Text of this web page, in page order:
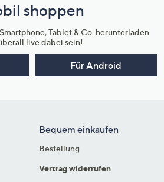
shoppen
Tablet & Co. herunterladen
live dabei sein!
Für Android
Bequem einkaufen
Bestellung
Vertrag widerrufen